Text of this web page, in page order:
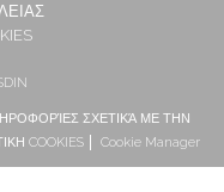
ΣΧΕΤΙΚΆ ΜΕ ΤΗΝ
COOKIES Cookie Manager